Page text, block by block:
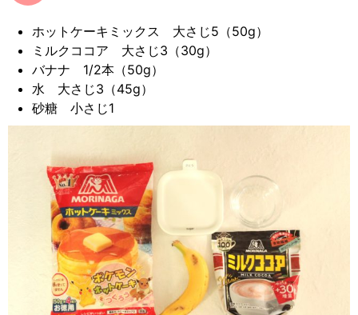
ホットケーキミックス 大さじ5（50g）
ミルクココア 大さじ3（30g）
バナナ 1/2本（50g）
水 大さじ3（45g）
砂糖 小さじ1